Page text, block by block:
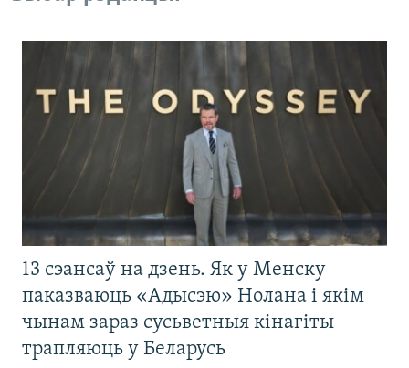
13 сэансаў на дзень. Як у Менску
паказваюць «Адысэю» Нолана і якім
чынам зараз сусьветныя кінагіты
трапляюць у Беларусь